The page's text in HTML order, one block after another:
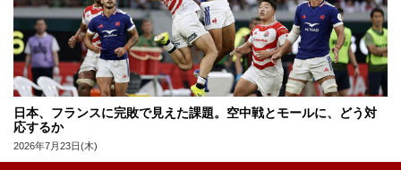
日本、フランスに完敗で見えた課題。空中戦とモールに、どう対
応するか
2026年7月23日(木)